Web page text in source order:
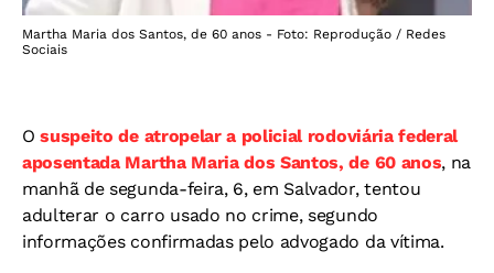
Martha Maria dos Santos, de 60 anos - Foto: Reprodução / Redes
Sociais
Osuspeito de atropelar a policial rodoviária federal
aposentada Martha Maria dos Santos, de 60 anos, na
manhã de segunda-feira, 6, em Salvador, tentou
adulterar o carro usado no crime, segundo
informações confirmadas pelo advogado da vítima.